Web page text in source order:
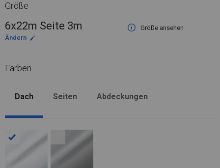
Größe
6x22m Seite 3m
Größe ansehen
Ändern
Farben
Dach Seiten Abdeckungen